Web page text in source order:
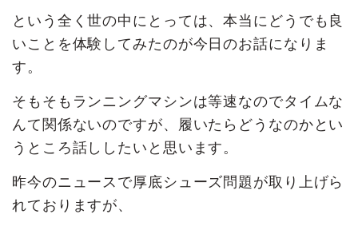
という全く世の中にとっては、本当にどうでも良
いことを体験してみたのが今日のお話になりま
す。
そもそもランニングマシンは等速なのでタイムな
んて関係ないのですが、履いたらどうなのかとい
うところ話ししたいと思います。
昨今のニュースで厚底シューズ問題が取り上げら
れておりますが、